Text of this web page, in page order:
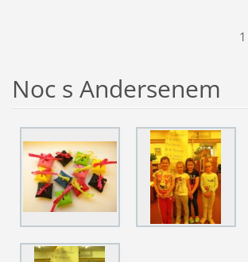
1
Noc s Andersenem